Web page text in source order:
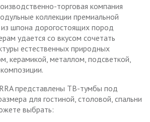
торговая компания
коллекции премиальной
шпона дорогостоящих пород
удается со вкусом сочетать
естественных природных
керамикой, металлом, подсветкой,
представлены ТВ-тумбы под
для гостиной, столовой, спальни
выбрать: